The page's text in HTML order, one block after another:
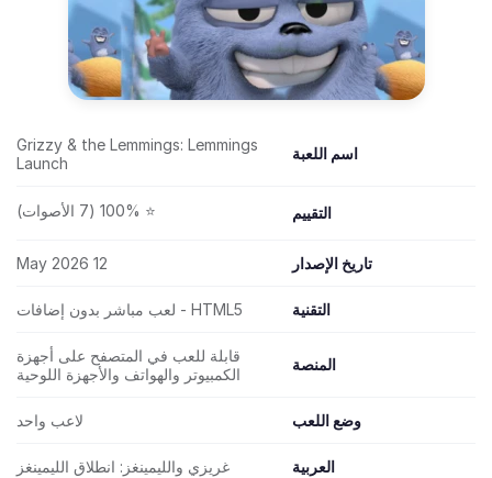
اسم اللعبة
Grizzy & the Lemmings: Lemmings
Launch
التقييم ⭐ 100% (7 الأصوات)
تاريخ الإصدار 12 May 2026
التقنية HTML5 - لعب مباشر بدون إضافات
المنصة
قابلة للعب في المتصفح على أجهزة
الكمبيوتر والهواتف والأجهزة اللوحية
وضع اللعب لاعب واحد
العربية غريزي والليمينغز: انطلاق الليمينغز